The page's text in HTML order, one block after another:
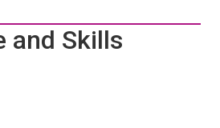
and Skills